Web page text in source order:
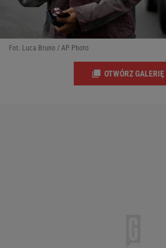
Fot. Luca Bruno / AP Photo
OTWÓRZ GALERIĘ